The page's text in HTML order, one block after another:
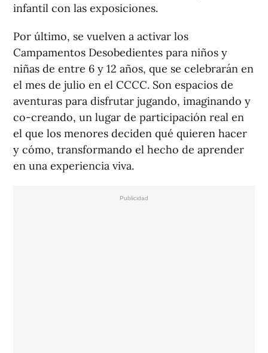
infantil con las exposiciones.
Por último, se vuelven a activar los
Campamentos Desobedientes para niños y
niñas de entre 6 y 12 años, que se celebrarán en
el mes de julio en el CCCC. Son espacios de
aventuras para disfrutar jugando, imaginando y
co-creando, un lugar de participación real en
el que los menores deciden qué quieren hacer
y cómo, transformando el hecho de aprender
en una experiencia viva.